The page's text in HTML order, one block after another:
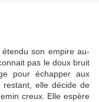
son empire au-
pas le doux bruit
pour échapper aux
restant, elle décide de
creux. Elle espère